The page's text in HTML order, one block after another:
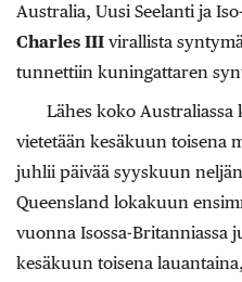
Australia, Uusi Seelanti ja
Charles III virallista
tunnettiin kuningattaren
Lähes koko
vietetään kesäkuun toisena
juhlii päivää syyskuun
Queensland lokakuun
vuonna Isossa-Britanniassa
kesäkuun toisena